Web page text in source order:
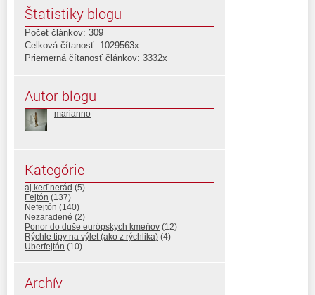
Štatistiky blogu
Počet článkov: 309
Celková čítanosť: 1029563x
Priemerná čítanosť článkov: 3332x
Autor blogu
marianno
Kategórie
aj keď nerád (5)
Fejtón (137)
Nefejtón (140)
Nezaradené (2)
Ponor do duše európskych kmeňov (12)
Rýchle tipy na výlet (ako z rýchlika) (4)
Uberfejtón (10)
Archív